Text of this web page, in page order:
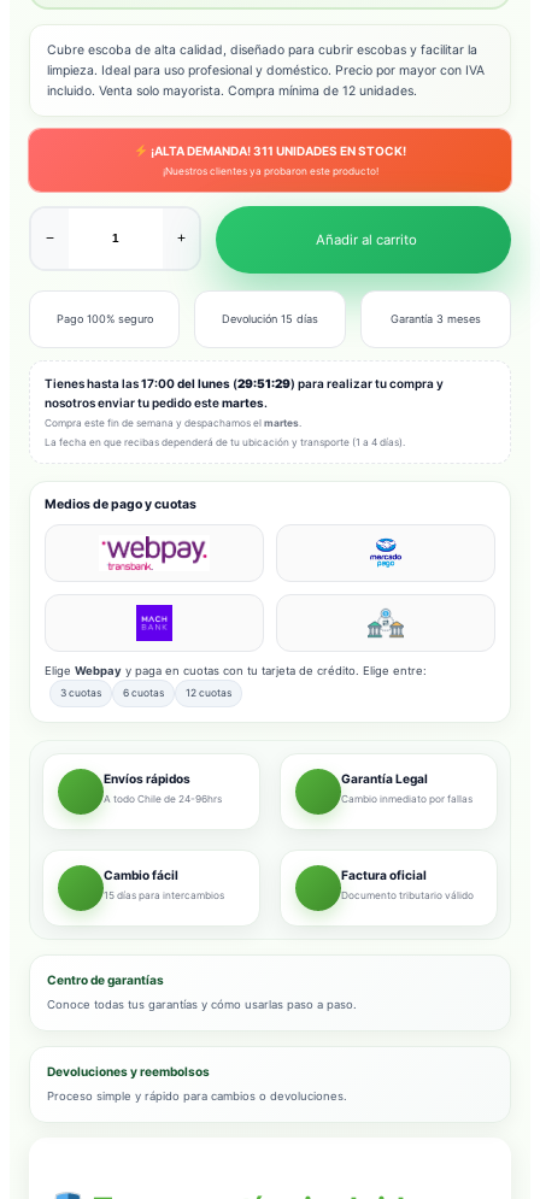
Cubre escoba de alta calidad, diseñado para cubrir escobas y facilitar la
limpieza. Ideal para uso profesional y doméstico. Precio por mayor con IVA
incluido. Venta solo mayorista. Compra mínima de 12 unidades.
¡ALTA DEMANDA!311 UNIDADES EN STOCK!
¡Nuestros clientes ya probaron este producto!
− + Añadir al carrito
Pago 100% seguro Devolución 15 días Garantía 3 meses
Tienes hasta las17:00 del lunes (29:51:27) para realizar tu compra y nosotros
enviar tu pedido estemartes.
Compra este fin de semana y despachamos el martes
La fecha en que recibas dependerá de tu ubicación y transporte (1 a 4 días).
Medios de pago y cuotas
Elige Webpay y paga en cuotas con tu tarjeta de crédito. Elige entre:
3 cuotas 6 cuotas 12 cuotas
Envíos rápidos
A todo Chile de 24-96hrs
Garantía Legal
Cambio inmediato por fallas
Cambio fácil
15 días para intercambios
Factura oficial
Documento tributario válido
Centro de garantías
Conoce todas tus garantías y cómo usarlas paso a paso.
Devoluciones y reembolsos
Proceso simple y rápido para cambios o devoluciones.